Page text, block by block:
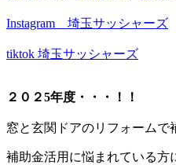
Instagram 埼玉サッシャーズ
tiktok 埼玉サッシャーズ
２０２5年度・・・！！
窓と玄関ドアのリフォームで
補助金活用に悩まれている方